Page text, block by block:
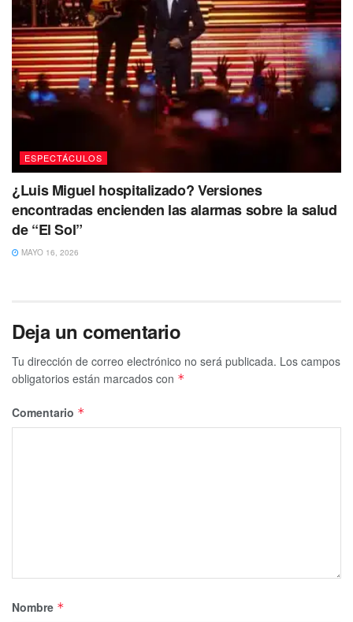
ESPECTÁCULOS
¿Luis Miguel hospitalizado? Versiones
encontradas encienden las alarmas sobre la salud
de “El Sol”
MAYO 16, 2026
Deja un comentario
Tu dirección de correo electrónico no será publicada. Los campos
obligatorios están marcados con *
Comentario *
Nombre *